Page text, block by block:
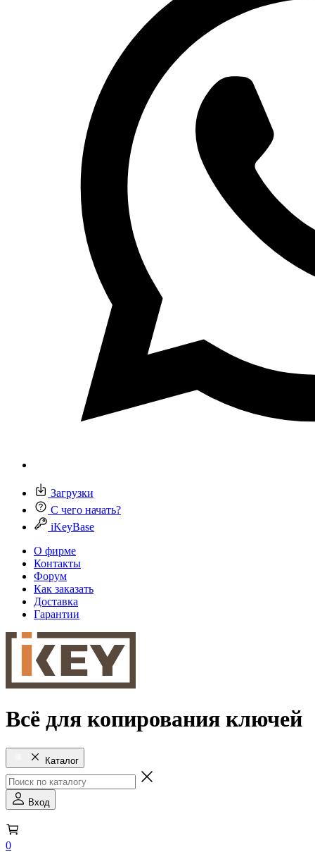
Загрузки
С чего начать?
iKeyBase
О фирме
Контакты
Форум
Как заказать
Доставка
Гарантии
Всё для копирования ключей
Каталог
Вход
0